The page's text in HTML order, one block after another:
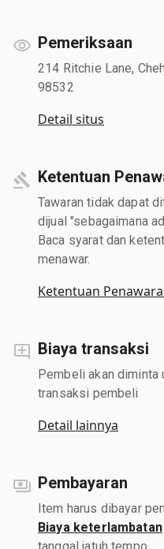
Pemeriksaan
214 Ritchie Lane,
98532
Detail situs
Ketentuan
Tawaran tidak dapat
dijual "sebagaimana
Baca syarat dan
menawar.
Ketentuan
Biaya transaksi
Pembeli akan diminta
transaksi pembeli
Detail lainnya
Pembayaran
Item harus dibayar
Biaya keterlambatan